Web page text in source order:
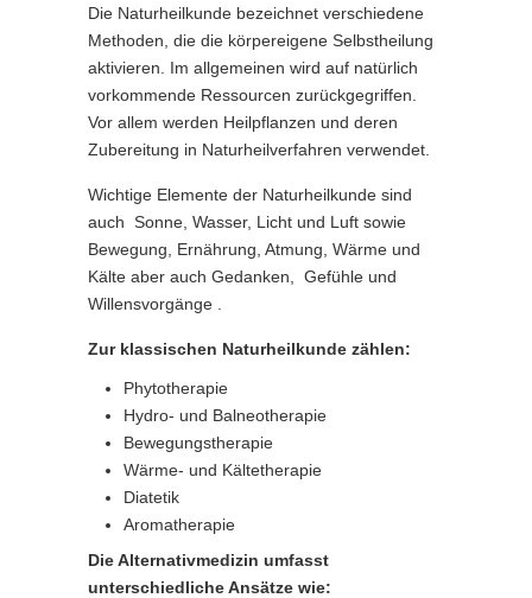
Die Naturheilkunde bezeichnet verschiedene
Methoden, die die körpereigene Selbstheilung
aktivieren. Im allgemeinen wird auf natürlich
vorkommende Ressourcen zurückgegriffen.
Vor allem werden Heilpflanzen und deren
Zubereitung in Naturheilverfahren verwendet.
Wichtige Elemente der Naturheilkunde sind
auch Sonne, Wasser, Licht und Luft sowie
Bewegung, Ernährung, Atmung, Wärme und
Kälte aber auch Gedanken, Gefühle und
Willensvorgänge .
Zur klassischen Naturheilkunde zählen:
Phytotherapie
Hydro- und Balneotherapie
Bewegungstherapie
Wärme- und Kältetherapie
Diatetik
Aromatherapie
Die Alternativmedizin umfasst
unterschiedliche Ansätze wie: